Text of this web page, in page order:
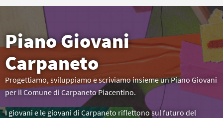
Piano Giovani
Carpaneto
Progettiamo, sviluppiamo e scriviamo insieme un Piano Giovani
per il Comune di Carpaneto Piacentino.
I giovani e le giovani di Carpaneto riflettono sul futuro del